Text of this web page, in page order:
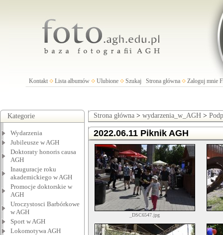
Kontakt Lista albumów Ulubione Szukaj Strona główna Zaloguj mnie
Kategorie
Wydarzenia
Jubileusze w AGH
Doktoraty honoris causa
AGH
Inauguracje roku
akademickiego w AGH
Promocje doktorskie w
AGH
Uroczystosci Barbórkowe
w AGH
Sport w AGH
Lokomotywa AGH
Strona główna > wydarzenia_w_AGH >
2022.06.11 Piknik AGH
_DSC6547.jpg